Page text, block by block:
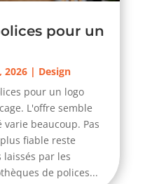
pour un
2026| Design
pour un logo
L'offre semble
beaucoup. Pas
fiable reste
laissés par les
de polices...